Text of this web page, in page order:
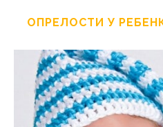
ОПРЕЛОСТИ У